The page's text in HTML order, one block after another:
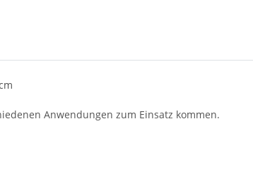
Anwendungen zum Einsatz kommen.